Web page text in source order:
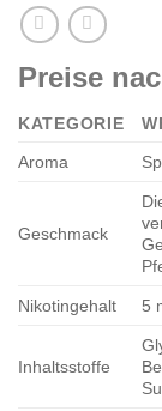
Preise
KATEGORIE
Aroma
Geschmack
Nikotingehalt 5
Inhaltsstoffe